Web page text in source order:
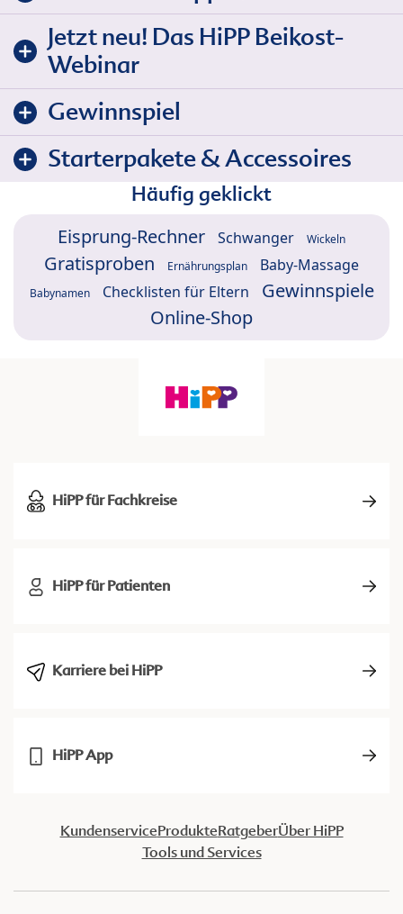
Jetzt neu! Das HiPP Beikost-
Webinar
Gewinnspiel
Starterpakete & Accessoires
Häufig geklickt
Eisprung-Rechner Schwanger Wickeln
Gratisproben Ernährungsplan Baby-Massage
Babynamen Checklisten für Eltern
Gewinnspiele
Online-Shop
HiPP für Fachkreise
HiPP für Patienten
Karriere bei HiPP
HiPP App
KundenserviceProdukteRatgeberÜber HiPP
Tools und Services